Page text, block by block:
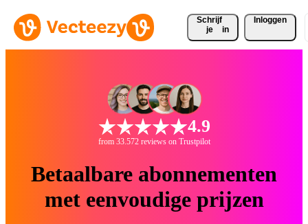
Schrijf
je
in
Inloggen
4.9
from 33.572 reviews on Trustpilot
Betaalbare abonnementen
met eenvoudige prijzen